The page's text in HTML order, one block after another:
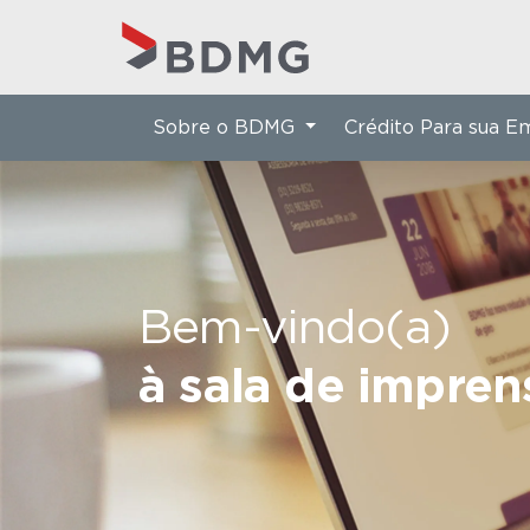
Bem-vindo(a)
à sala de
Sobre o BDMG Crédito Para sua